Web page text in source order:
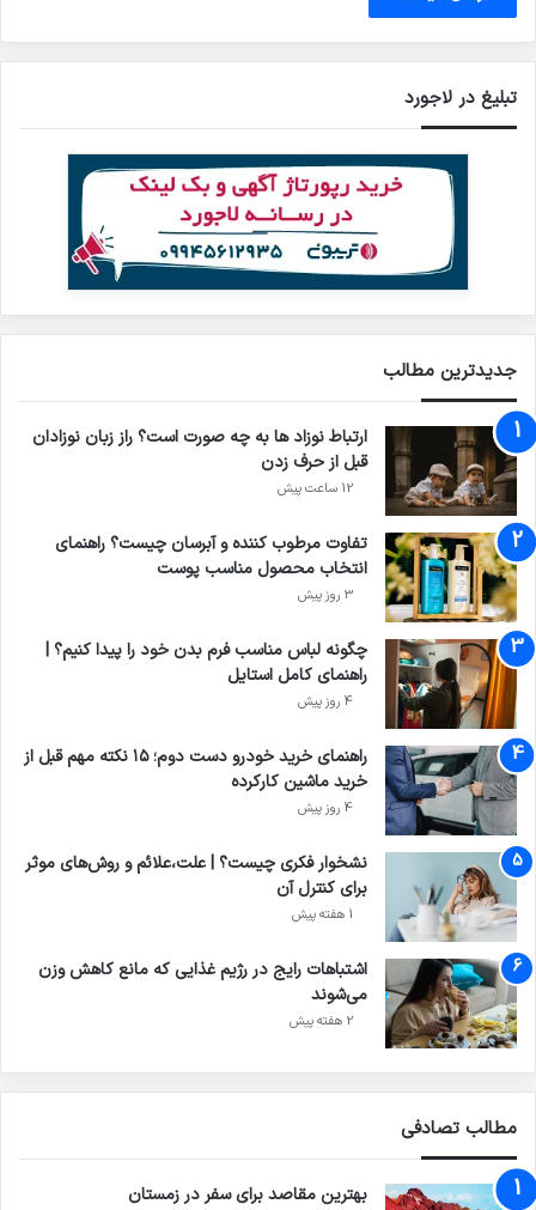
تبلیغ در لاجورد
جدیدترین مطالب
ارتباط نوزاد ها به چه صورت است؟ راز زبان نوزادان
قبل از حرف زدن
12 ساعت پیش
تفاوت مرطوب کننده و آبرسان چیست؟ راهنمای
انتخاب محصول مناسب پوست
3 روز پیش
چگونه لباس مناسب فرم بدن خود را پیدا کنیم؟ |
راهنمای کامل استایل
4 روز پیش
راهنمای خرید خودرو دست دوم؛ ۱۵ نکته مهم قبل از
خرید ماشین کارکرده
4 روز پیش
نشخوار فکری چیست؟ | علت،علائم و روش‌های موثر
برای کنترل آن
1 هفته پیش
اشتباهات رایج در رژیم غذایی که مانع کاهش وزن
می‌شوند
2 هفته پیش
مطالب تصادفی
بهترین مقاصد برای سفر در زمستان